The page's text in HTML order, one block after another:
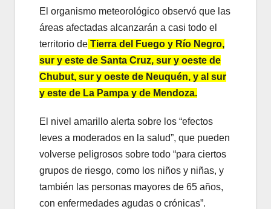
El organismo meteorológico observó que las
áreas afectadas alcanzarán a casi todo el
territorio de Tierra del Fuego y Río Negro,
sur y este de Santa Cruz, sur y oeste de
Chubut, sur y oeste de Neuquén, y al sur
y este de La Pampa y de Mendoza.
El nivel amarillo alerta sobre los “efectos
leves a moderados en la salud”, que pueden
volverse peligrosos sobre todo “para ciertos
grupos de riesgo, como los niños y niñas, y
también las personas mayores de 65 años,
con enfermedades agudas o crónicas”.